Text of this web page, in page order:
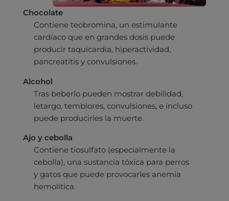
Diagnóstico veterinario por imagen
Laboratorio veterinario propio
Ecografía
Pruebas histológicas – microscopio
Identificación con microchip y pasaporte
Desparasitación
Esterilización
Hospitalización
Leishmaniasis
Cirugía
Revisión general y/o geriátrica
Todos los servicios
Medicina general
Dermatología
Odontología
Traumatología
Nutrición
Urología y nefrología
Cardiología
Medicina felina
Animales Exóticos
Todas las especialidades
Planes de salud para perros
Planes de salud para gatos
Todos los planes de salud
¿Quiénes somos?
Comité de expertos veterinarios
Trabaja en Clinicanimal
Chocolate
Contiene teobromina, un estimulante
cardíaco que en grandes dosis puede
producir taquicardia, hiperactividad,
pancreatitis y convulsiones.
Alcohol
Tras beberlo pueden mostrar debilidad,
letargo, temblores, convulsiones, e incluso
puede producirles la muerte.
Ajo y cebolla
Contiene tiosulfato (especialmente la
cebolla), una sustancia tóxica para perros
y gatos que puede provocarles anemia
hemolítica.